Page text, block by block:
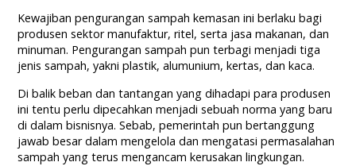
Kewajiban pengurangan sampah kemasan ini berlaku bagi
produsen sektor manufaktur, ritel, serta jasa makanan, dan
minuman. Pengurangan sampah pun terbagi menjadi tiga
jenis sampah, yakni plastik, alumunium, kertas, dan kaca.
Di balik beban dan tantangan yang dihadapi para produsen
ini tentu perlu dipecahkan menjadi sebuah norma yang baru
di dalam bisnisnya. Sebab, pemerintah pun bertanggung
jawab besar dalam mengelola dan mengatasi permasalahan
sampah yang terus mengancam kerusakan lingkungan.